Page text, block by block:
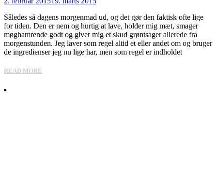
Således så dagens morgenmad ud, og det gør den faktisk ofte lige
for tiden. Den er nem og hurtig at lave, holder mig mæt, smager
møghamrende godt og giver mig et skud grøntsager allerede fra
morgenstunden. Jeg laver som regel altid et eller andet om og bruger
de ingredienser jeg nu lige har, men som regel er indholdet
READ MORE